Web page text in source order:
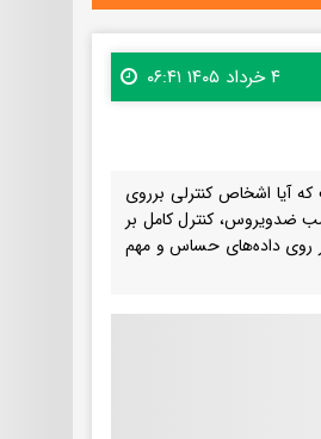
۴ خرداد ۱۴۰۵ ۰۶:۴۱
که آیا اشخاص کنترلی برروی
ضدویروس، کنترل کامل بر
روی داده‌های حساس و مهم